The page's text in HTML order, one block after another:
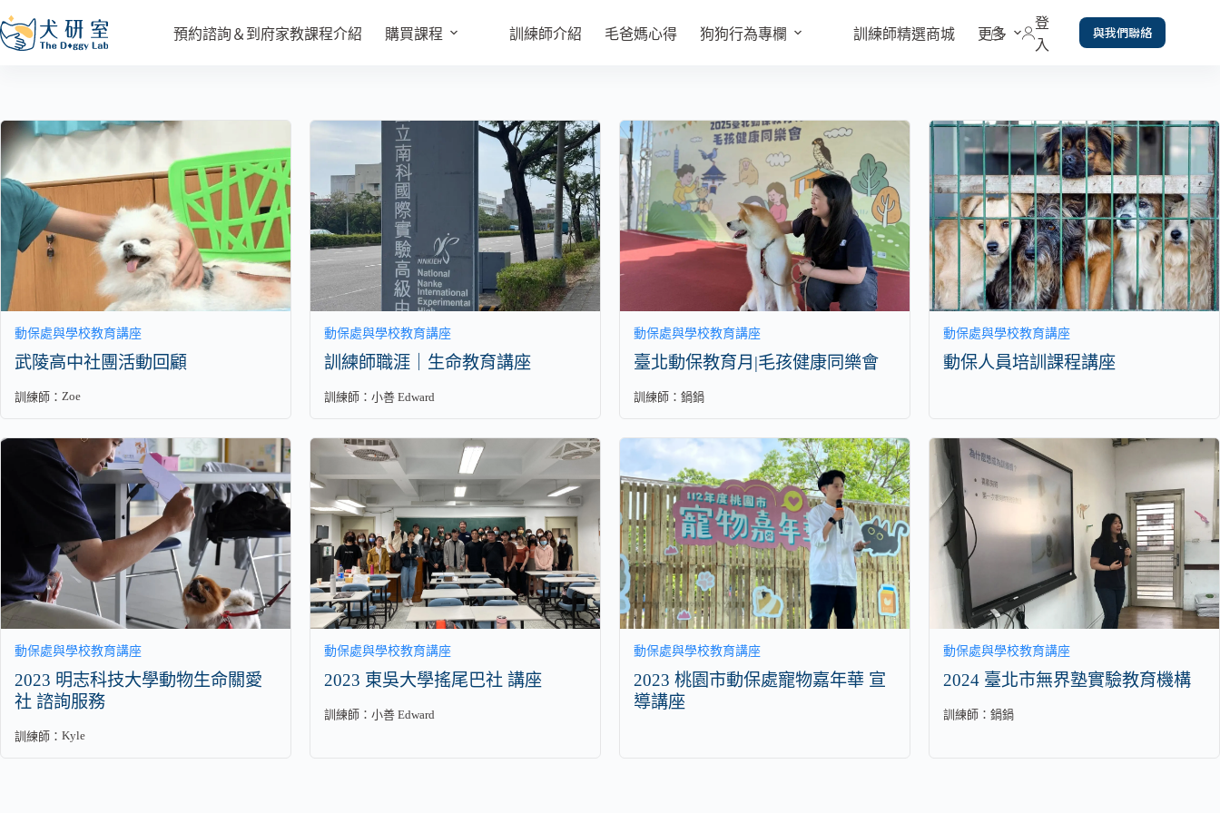
預約諮詢＆到府家教課程介紹 購買課程 訓練師介紹 毛爸媽心得 狗狗行為專欄 訓練師精選商城 更多
登
入
與我們聯絡
動保處與學校教育講座
武陵高中社團活動回顧
訓練師： Zoe
動保處與學校教育講座
訓練師職涯｜生命教育講座
訓練師： 小善 Edward
動保處與學校教育講座
臺北動保教育月|毛孩健康同樂會
訓練師： 鍋鍋
動保處與學校教育講座
動保人員培訓課程講座
動保處與學校教育講座
2023 明志科技大學動物生命關愛
社 諮詢服務
訓練師： Kyle
動保處與學校教育講座
2023 東吳大學搖尾巴社 講座
訓練師： 小善 Edward
動保處與學校教育講座
2023 桃園市動保處寵物嘉年華 宣
導講座
動保處與學校教育講座
2024 臺北市無界塾實驗教育機構
訓練師： 鍋鍋